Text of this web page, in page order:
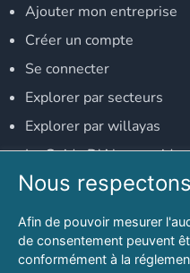
Ajouter mon entreprise
Créer un compte
Se connecter
Explorer par secteurs
Explorer par willayas
Le Guide D'Alger,
NOS RÉSEAUX
Notre page Facebook
Notre page LinkedIn
Nous
Afin de pouvoir mesurer
de consentement peuvent
conformément à la